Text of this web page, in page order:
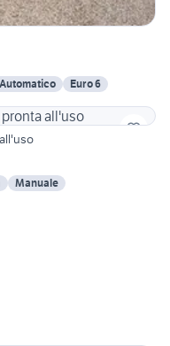
Automatico
Euro 6
all'uso
Manuale